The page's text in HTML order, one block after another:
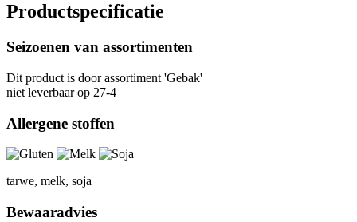
Productspecificatie
Seizoenen van assortimenten
Dit product is door assortiment 'Gebak'
niet leverbaar op 27-4
Allergene stoffen
tarwe, melk, soja
Bewaaradvies